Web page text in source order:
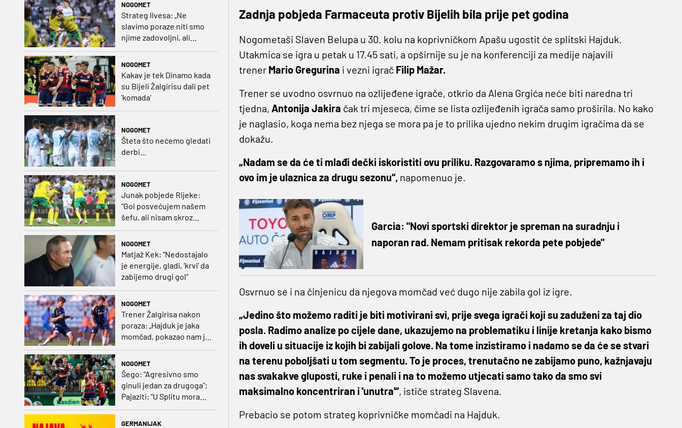
NOGOMET
Strateg Ilvesa: „Ne
slavimo poraze niti smo
njime zadovoljni, ali
NOGOMET
Kakav je tek Dinamo kada
su Bijeli Žalgirisu dali pet
'komada'
NOGOMET
Šteta što nećemo gledati
derbi...
NOGOMET
Junak pobjede Rijeke:
“Gol posvećujem našem
šefu, ali nisam skroz
razlike”
NOGOMET
Matjaž Kek: “Nedostajalo
je energije, gladi, ‘krvi’ da
zabijemo drugi gol”
NOGOMET
Trener Žalgirisa nakon
poraza: „Hajduk je jaka
momčad, pokazao nam je
kako se igra nogomet”
NOGOMET
Šego: "Agresivno smo
ginuli jedan za drugoga";
Pajaziti: "U Splitu moramo
GERMANIJAK
Zadnja pobjeda Farmaceuta protiv Bijelih bila prije pet godina
Nogometaši Slaven Belupa u 30. kolu na koprivničkom Apašu ugostit će splitski Hajduk.
Utakmica se igra u petak u 17.45 sati, a opširnije su je na konferenciji za medije najavili
trener Mario Gregurina i vezni igrač Filip Mažar.
Trener se uvodno osvrnuo na ozlijeđene igrače, otkrio da Alena Grgića neće biti naredna tri
tjedna, Antonija Jakira čak tri mjeseca, čime se lista ozlijeđenih igrača samo proširila. No kako
je naglasio, koga nema bez njega se mora pa je to prilika ujedno nekim drugim igračima da se
dokažu.
„Nadam se da će ti mlađi dečki iskoristiti ovu priliku. Razgovaramo s njima, pripremamo ih i
ovo im je ulaznica za drugu sezonu“, napomenuo je.
Garcia: "Novi sportski direktor je spreman na suradnju i
naporan rad. Nemam pritisak rekorda pete pobjede"
Osvrnuo se i na činjenicu da njegova momčad već dugo nije zabila gol iz igre.
„Jedino što možemo raditi je biti motivirani svi, prije svega igrači koji su zaduženi za taj dio
posla. Radimo analize po cijele dane, ukazujemo na problematiku i linije kretanja kako bismo
ih doveli u situacije iz kojih bi zabijali golove. Na tome inzistiramo i nadamo se da će se stvari
na terenu poboljšati u tom segmentu. To je proces, trenutačno ne zabijamo puno, kažnjavaju
nas svakakve gluposti, ruke i penali i na to možemo utjecati samo tako da smo svi
maksimalno koncentriran i 'unutra'“, ističe strateg Slavena.
Prebacio se potom strateg koprivničke momčadi na Hajduk.